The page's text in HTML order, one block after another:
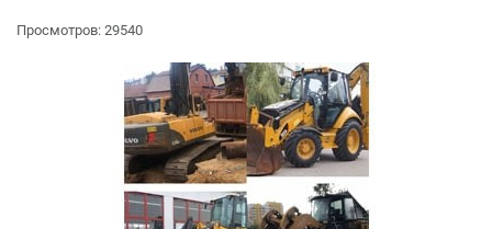
Просмотров: 29540